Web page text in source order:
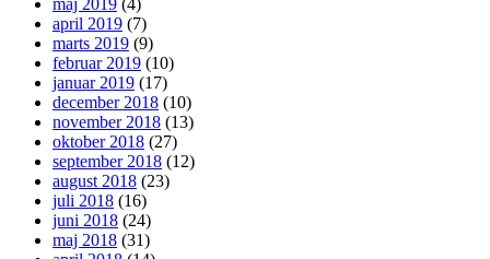
maj 2019 (4)
april 2019 (7)
marts 2019 (9)
februar 2019 (10)
januar 2019 (17)
december 2018 (10)
november 2018 (13)
oktober 2018 (27)
september 2018 (12)
august 2018 (23)
juli 2018 (16)
juni 2018 (24)
maj 2018 (31)